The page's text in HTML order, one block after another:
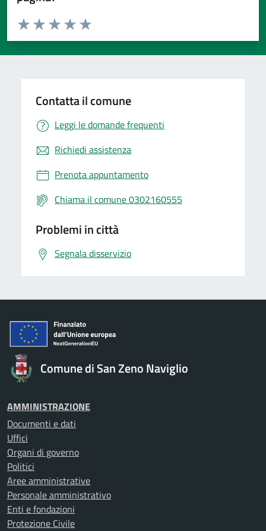
Valuta da 1 a 5 stelle la pagina
Valuta 5 stelle su 5
Valuta 4 stelle su 5
Valuta 3 stelle su 5
Valuta 2 stelle su 5
Valuta 1 stelle su 5
Contatta il comune
Leggi le domande frequenti
Richiedi assistenza
Prenota appuntamento
Chiama il comune 0302160555
Problemi in città
Segnala disservizio
Comune di San Zeno Naviglio
AMMINISTRAZIONE
Documenti e dati
Uffici
Organi di governo
Politici
Aree amministrative
Personale amministrativo
Enti e fondazioni
Protezione Civile